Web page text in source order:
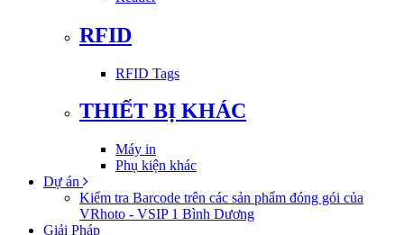
RFID
RFID Tags
THIẾT BỊ KHÁC
Máy in
Phụ kiện khác
Dự án
Kiểm tra Barcode trên các sản phẩm đóng gói của
VRhoto - VSIP 1 Bình Dương
Giải Pháp